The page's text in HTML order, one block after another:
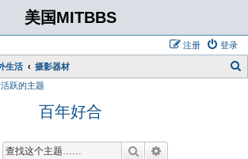
美国MITBBS
登录
注册
生活 摄影器材
跃的主题
百年好合
搜索